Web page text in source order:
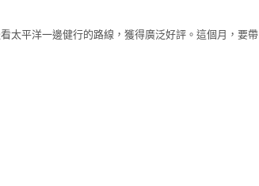
太平洋一邊健行的路線，獲得廣泛好評。這個月，要帶